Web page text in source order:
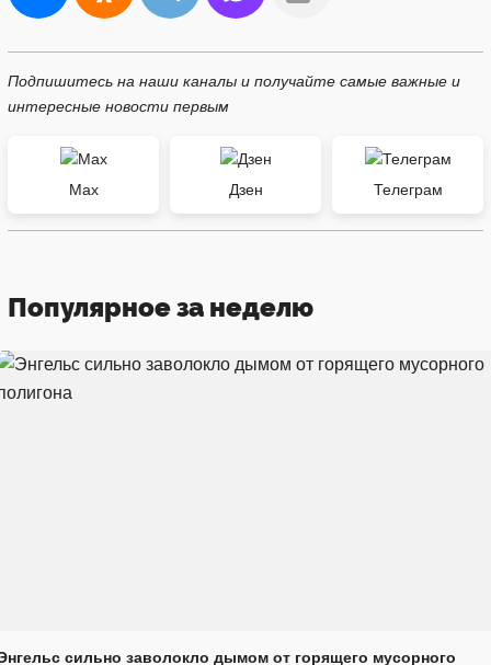
Подпишитесь на наши каналы и получайте самые важные и
интересные новости первым
Max Дзен Телеграм
Популярное за неделю
сильно заволокло дымом от горящего мусорного